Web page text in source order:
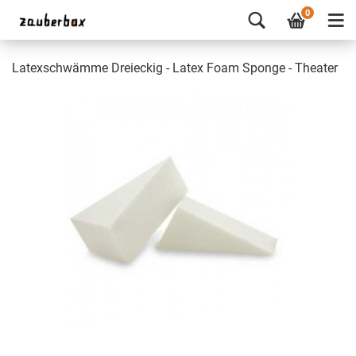
0
Latexschwämme Dreieckig - Latex Foam Sponge - Theater